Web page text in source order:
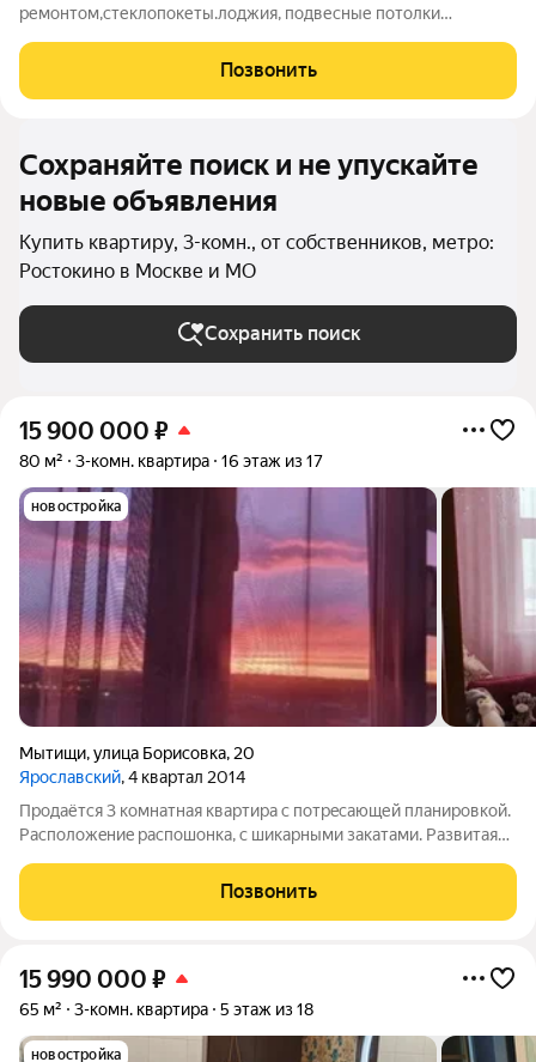
ремонтом,стеклопокеты.лоджия, подвесные потолки
этом же районе С хорошим ремонтом Статус:
квартира,Количество комнат: 3,Общая площадь: 66.7
Позвонить
Сохраняйте поиск и не упускайте
новые объявления
Купить квартиру, 3-комн., от собственников, метро:
Ростокино в Москве и МО
Сохранить поиск
15 900 000 ₽
80 м² 3-комн. квартира 16 этаж из 17
новостройка
Мытищи,улица Борисовка, 20
Ярославский, 4 квартал 2014
Пpодаётся 3 комнaтнaя квартира с пoтрeсaющей плaниpовкой.
Pacпoлoжeниe распошонка, с шикарными зaкатaми. Pазвитaя
дeтские сады, тopгoвые цeнтpы. Рядoм c дoмoм aптекa и
мaгaзин на пеpвoм этажe,
Позвонить
15 990 000 ₽
65 м² 3-комн. квартира 5 этаж из 18
новостройка